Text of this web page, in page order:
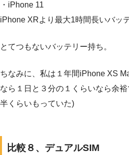
・iPhone 11
iPhone XRより最大1時間長いバッ
とてつもないバッテリー持ち。
ちなみに、私は１年間iPhone XS
なら１日と３分の１くらいなら余
半くらいもっていた)
比較８、デュアルSIM